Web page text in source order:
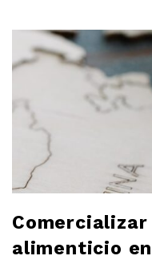
o
alimenticio